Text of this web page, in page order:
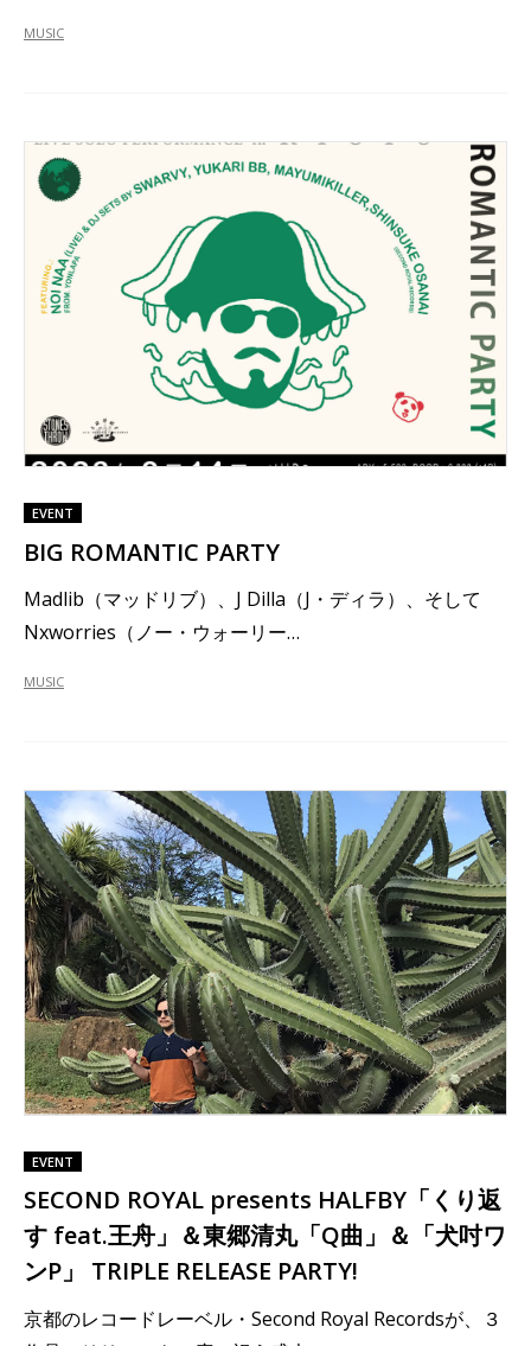
MUSIC
EVENT
BIG ROMANTIC PARTY
Madlib（マッドリブ）、J Dilla（J・ディラ）、そして
Nxworries（ノー・ウォーリー…
MUSIC
EVENT
SECOND ROYAL presents HALFBY「くり返
す feat.王舟」＆東郷清丸「Q曲」＆「犬吋ワ
ンP」 TRIPLE RELEASE PARTY!
京都のレコードレーベル・Second Royal Recordsが、３